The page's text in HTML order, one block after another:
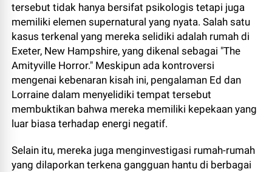
tersebut tidak hanya bersifat psikologis tetapi juga
memiliki elemen supernatural yang nyata. Salah satu
kasus terkenal yang mereka selidiki adalah rumah di
Exeter, New Hampshire, yang dikenal sebagai "The
Amityville Horror." Meskipun ada kontroversi
mengenai kebenaran kisah ini, pengalaman Ed dan
Lorraine dalam menyelidiki tempat tersebut
membuktikan bahwa mereka memiliki kepekaan yang
luar biasa terhadap energi negatif.
Selain itu, mereka juga menginvestigasi rumah-rumah
yang dilaporkan terkena gangguan hantu di berbagai